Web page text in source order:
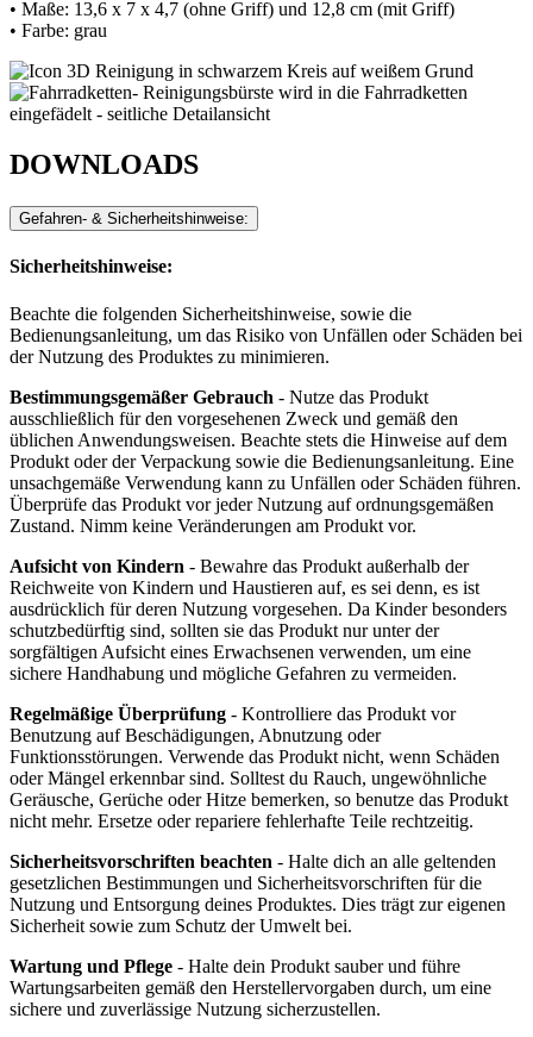
• Maße: 13,6 x 7 x 4,7 (ohne Griff) und 12,8 cm (mit Griff)
• Farbe: grau
DOWNLOADS
Gefahren- & Sicherheitshinweise:
Sicherheitshinweise:
Beachte die folgenden Sicherheitshinweise, sowie die
Bedienungsanleitung, um das Risiko von Unfällen oder Schäden bei
der Nutzung des Produktes zu minimieren.
Bestimmungsgemäßer Gebrauch - Nutze das Produkt
ausschließlich für den vorgesehenen Zweck und gemäß den
üblichen Anwendungsweisen. Beachte stets die Hinweise auf dem
Produkt oder der Verpackung sowie die Bedienungsanleitung. Eine
unsachgemäße Verwendung kann zu Unfällen oder Schäden führen.
Überprüfe das Produkt vor jeder Nutzung auf ordnungsgemäßen
Zustand. Nimm keine Veränderungen am Produkt vor.
Aufsicht von Kindern - Bewahre das Produkt außerhalb der
Reichweite von Kindern und Haustieren auf, es sei denn, es ist
ausdrücklich für deren Nutzung vorgesehen. Da Kinder besonders
schutzbedürftig sind, sollten sie das Produkt nur unter der
sorgfältigen Aufsicht eines Erwachsenen verwenden, um eine
sichere Handhabung und mögliche Gefahren zu vermeiden.
Regelmäßige Überprüfung - Kontrolliere das Produkt vor
Benutzung auf Beschädigungen, Abnutzung oder
Funktionsstörungen. Verwende das Produkt nicht, wenn Schäden
oder Mängel erkennbar sind. Solltest du Rauch, ungewöhnliche
Geräusche, Gerüche oder Hitze bemerken, so benutze das Produkt
nicht mehr. Ersetze oder repariere fehlerhafte Teile rechtzeitig.
Sicherheitsvorschriften beachten - Halte dich an alle geltenden
gesetzlichen Bestimmungen und Sicherheitsvorschriften für die
Nutzung und Entsorgung deines Produktes. Dies trägt zur eigenen
Sicherheit sowie zum Schutz der Umwelt bei.
Wartung und Pflege - Halte dein Produkt sauber und führe
Wartungsarbeiten gemäß den Herstellervorgaben durch, um eine
sichere und zuverlässige Nutzung sicherzustellen.